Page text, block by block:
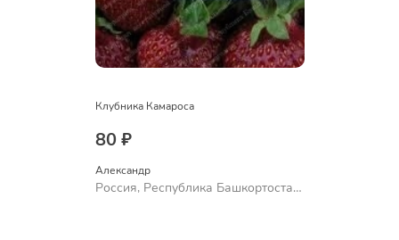
Клубника Камароса
80 ₽
Александр
Россия, Республика Башкортостан,